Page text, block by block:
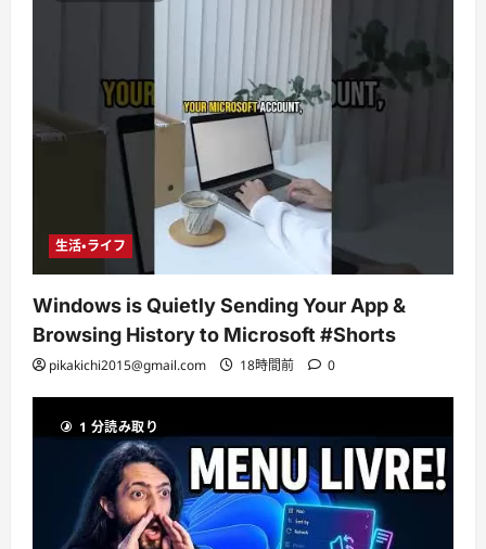
生活・ライフ
Windows is Quietly Sending Your App &
Browsing History to Microsoft #Shorts
pikakichi2015@gmail.com 18時間前 0
1 分読み取り